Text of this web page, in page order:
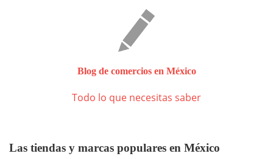
Blog de comercios en México
Todo lo que necesitas saber
Las tiendas y marcas populares en México